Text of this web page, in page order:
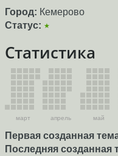
Город: Кемерово
Статус: ★
Статистика
март апрель май
Первая созданная
Последняя созданная